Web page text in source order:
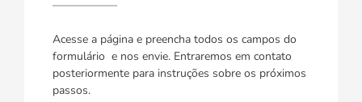
Acesse a página e preencha todos os campos do
formulário e nos envie. Entraremos em contato
posteriormente para instruções sobre os próximos
passos.